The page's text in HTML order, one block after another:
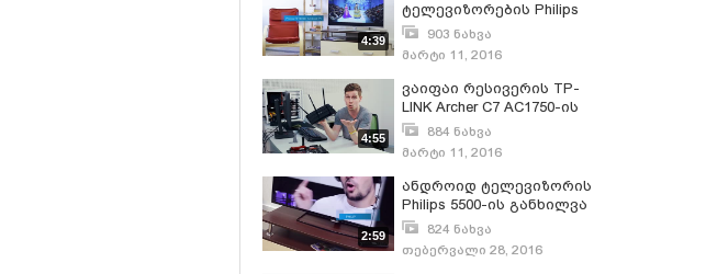
4:39
ტელევიზორების Philips
PFT6500-ის PFT6510-ის
PFT6520-ის და PFT6550-
ის განხილვა
903 ნახვა
მარტი 11, 2016
4:55
ვაიფაი რესივერის TP-
LINK Archer C7 AC1750-ის
განხილვა
884 ნახვა
მარტი 11, 2016
2:59
ანდროიდ ტელევიზორის
Philips 5500-ის განხილვა
824 ნახვა
თებერვალი 28, 2016